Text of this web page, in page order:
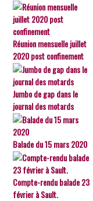
Réunion mensuelle juillet
2020 post confinement
Jumbo de gap dans le
journal des motards
Balade du 15 mars 2020
Compte-rendu balade 23
février à Sault.